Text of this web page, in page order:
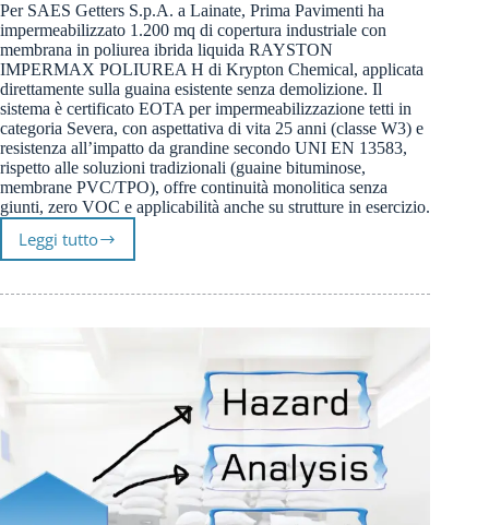
Per SAES Getters S.p.A. a Lainate, Prima Pavimenti ha
impermeabilizzato 1.200 mq di copertura industriale con
membrana in poliurea ibrida liquida RAYSTON
IMPERMAX POLIUREA H di Krypton Chemical, applicata
direttamente sulla guaina esistente senza demolizione. Il
sistema è certificato EOTA per impermeabilizzazione tetti in
categoria Severa, con aspettativa di vita 25 anni (classe W3) e
resistenza all’impatto da grandine secondo UNI EN 13583,
rispetto alle soluzioni tradizionali (guaine bituminose,
membrane PVC/TPO), offre continuità monolitica senza
giunti, zero VOC e applicabilità anche su strutture in esercizio.
Leggi tutto
Caso
Impermeabilizzazione